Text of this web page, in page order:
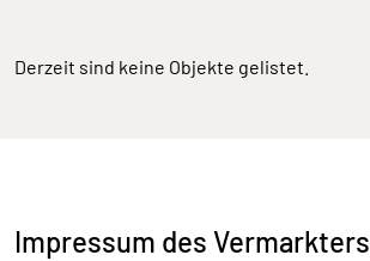
Derzeit sind keine Objekte gelistet.
Impressum des Vermarkters